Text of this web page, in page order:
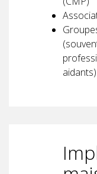
aidants)